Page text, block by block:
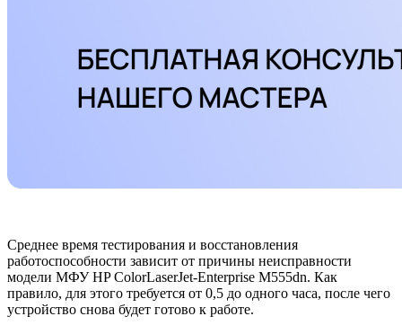
Среднее время тестирования и восстановления
работоспособности зависит от причины неисправности
модели МФУ HP ColorLaserJet-Enterprise M555dn. Как
правило, для этого требуется от 0,5 до одного часа, после чего
устройство снова будет готово к работе.